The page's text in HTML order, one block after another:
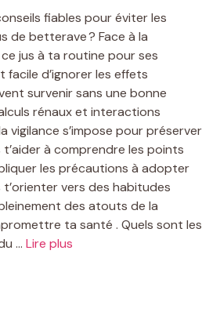
fiables pour éviter les
de betterave ? Face à la
jus à ta routine pour ses
facile d’ignorer les effets
survenir sans une bonne
rénaux et interactions
vigilance s’impose pour préserver
à comprendre les points
les précautions à adopter
vers des habitudes
des atouts de la
ta santé . Quels sont les
… Lire plus